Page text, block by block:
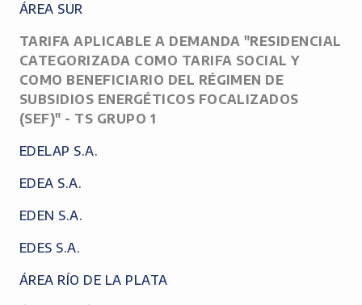
ÁREA SUR
TARIFA APLICABLE A DEMANDA "RESIDENCIAL
CATEGORIZADA COMO TARIFA SOCIAL Y
COMO BENEFICIARIO DEL RÉGIMEN DE
SUBSIDIOS ENERGÉTICOS FOCALIZADOS
(SEF)" - TS GRUPO 1
EDELAP S.A.
EDEA S.A.
EDEN S.A.
EDES S.A.
ÁREA RÍO DE LA PLATA